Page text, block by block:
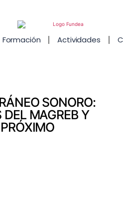
Formación Actividades
SONORO:
MAGREB Y